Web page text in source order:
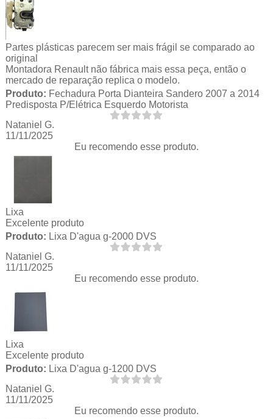
Partes plásticas parecem ser mais frágil se comparado ao
original
Montadora Renault não fábrica mais essa peça, então o
mercado de reparação replica o modelo.
Produto: Fechadura Porta Dianteira Sandero 2007 a 2014
Predisposta P/Elétrica Esquerdo Motorista
Nataniel G.
11/11/2025
Eu recomendo esse produto.
Lixa
Excelente produto
Produto: Lixa D'agua g-2000 DVS
Nataniel G.
11/11/2025
Eu recomendo esse produto.
Lixa
Excelente produto
Produto: Lixa D'agua g-1200 DVS
Nataniel G.
11/11/2025
Eu recomendo esse produto.